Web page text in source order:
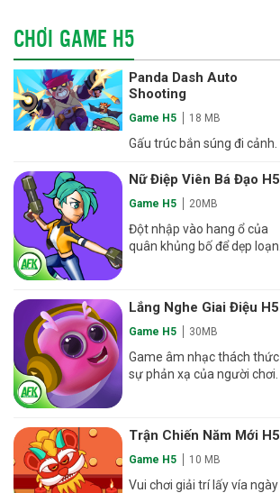
CHƠI GAME H5
Panda Dash Auto
Shooting
Game H5 18 MB
Gấu trúc bắn súng đi cảnh.
Nữ Điệp Viên Bá Đạo H5
Game H5 20MB
Đột nhập vào hang ổ của
quân khủng bố để dẹp loạn.
Lắng Nghe Giai Điệu H5
Game H5 30MB
Game âm nhạc thách thức
sự phản xạ của người chơi.
Trận Chiến Năm Mới H5
Game H5 10 MB
Vui chơi giải trí lấy vía ngày